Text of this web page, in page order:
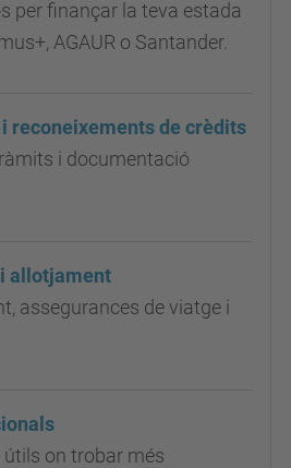
per finançar la teva estada
AGAUR o Santander.
reconeixements de crèdits
i documentació
allotjament
assegurances de viatge i
on trobar més